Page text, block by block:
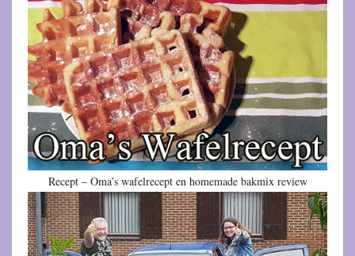
Recept – Oma’s wafelrecept en homemade bakmix review